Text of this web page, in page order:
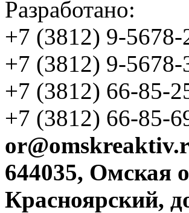
Разработано:
+7 (3812) 9-5678-
+7 (3812) 9-5678-
+7 (3812) 66-85-
+7 (3812) 66-85-
644035, Омская
Красноярский,